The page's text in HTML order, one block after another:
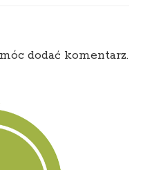
dodać komentarz.